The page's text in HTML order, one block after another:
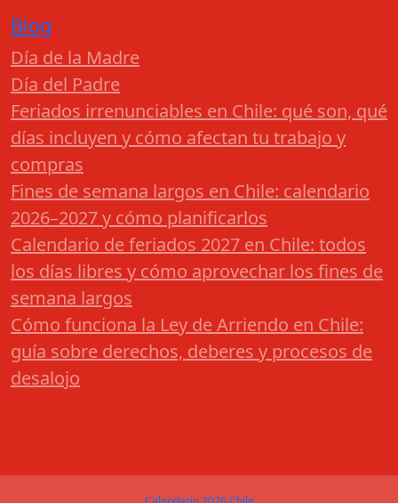
Blog
Día de la Madre
Día del Padre
Feriados irrenunciables en Chile: qué son, qué
días incluyen y cómo afectan tu trabajo y
compras
Fines de semana largos en Chile: calendario
2026–2027 y cómo planificarlos
Calendario de feriados 2027 en Chile: todos
los días libres y cómo aprovechar los fines de
semana largos
Cómo funciona la Ley de Arriendo en Chile:
guía sobre derechos, deberes y procesos de
desalojo